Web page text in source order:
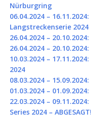
Nürburgring
06.04.2024 –
Langstreckenserie 2024
26.04.2024 –
26.04.2024 –
10.03.2024 –
2024
08.03.2024 –
01.03.2024 –
22.03.2024 –
Series 2024 – ABGESAGT!